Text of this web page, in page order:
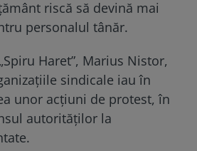
riscă să devină mai
personalul tânăr.
Haret”, Marius Nistor,
sindicale iau în
unor acțiuni de protest, în
autorităților la